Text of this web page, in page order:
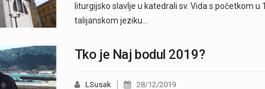
liturgijsko slavlje u katedrali sv. Vida s početkom u
talijanskom jeziku…
Tko je Naj bodul 2019?
LSusak 28/12/2019